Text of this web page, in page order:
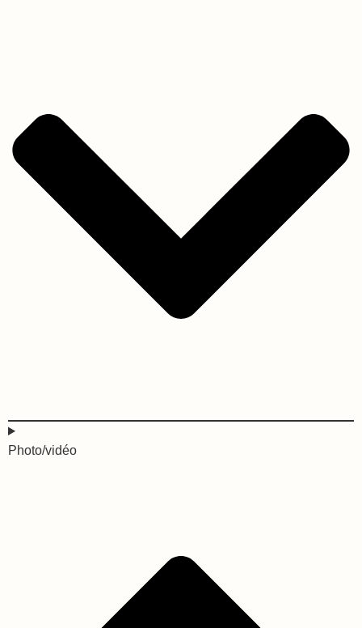
Photo/vidéo